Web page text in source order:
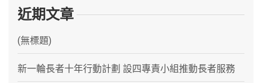
近期文章
(無標題)
新一輪長者十年行動計劃 設四專責小組推動長者服務